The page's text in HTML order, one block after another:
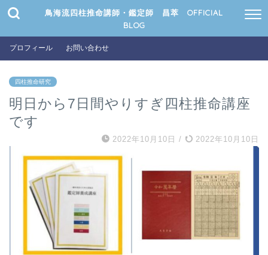
鳥海流四柱推命講師・鑑定師 昌萃 OFFICIAL
BLOG
プロフィール お問い合わせ
四柱推命研究
明日から7日間やりすぎ四柱推命講座
です
2022年10月10日 / 2022年10月10日